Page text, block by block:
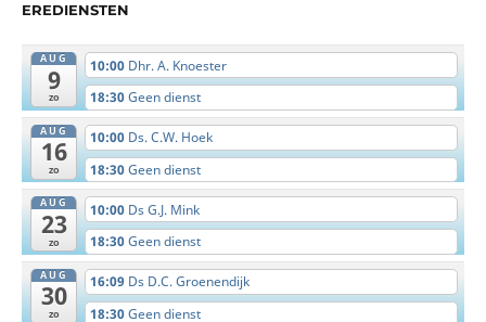
EREDIENSTEN
AUG
9
zo
10:00 Dhr. A. Knoester
18:30Geen dienst
AUG
16
zo
10:00 Ds. C.W. Hoek
18:30Geen dienst
AUG
23
zo
10:00 Ds G.J. Mink
18:30Geen dienst
AUG
30
zo
16:09 Ds D.C. Groenendijk
18:30Geen dienst